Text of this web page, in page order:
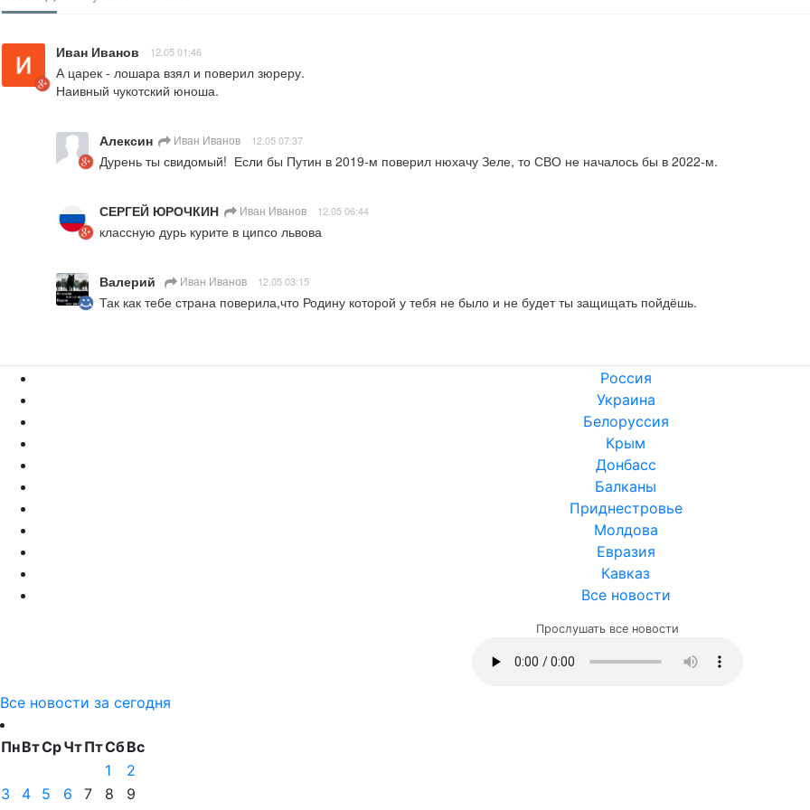
Иван Иванов 12.05 01:46
А царек - лошара взял и поверил зюреру.
Наивный чукотский юноша.
Алексин Иван Иванов 12.05 07:37
Дурень ты свидомый!  Если бы Путин в 2019-м поверил нюхачу Зеле, то СВО не началось бы в 2022-м.
СЕРГЕЙ ЮРОЧКИН Иван Иванов 12.05 06:44
классную дурь курите в ципсо львова
Валерий Иван Иванов 12.05 03:15
Так как тебе страна поверила,что Родину которой у тебя не было и не будет ты защищать пойдёшь.
Россия
Украина
Белоруссия
Крым
Донбасс
Балканы
Приднестровье
Молдова
Евразия
Кавказ
Все новости
Прослушать все новости
Все новости за сегодня
ПнВтСрЧтПтСбВс
1
2
3
4 5 6 7 8
9